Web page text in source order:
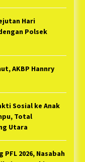
Hari
Polsek
AKBP Hannry
Sosial ke Anak
Total
Utara
2026, Nasabah